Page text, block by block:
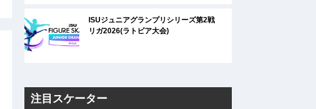
ISUジュニアグランプリシリーズ第2戦
リガ2026(ラトビア大会)
注目スケーター